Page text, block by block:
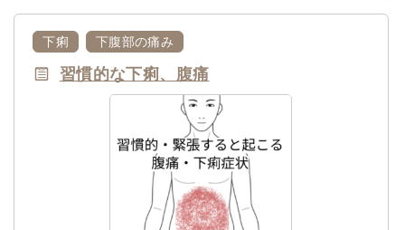
下痢 下腹部の痛み
習慣的な下痢、腹痛